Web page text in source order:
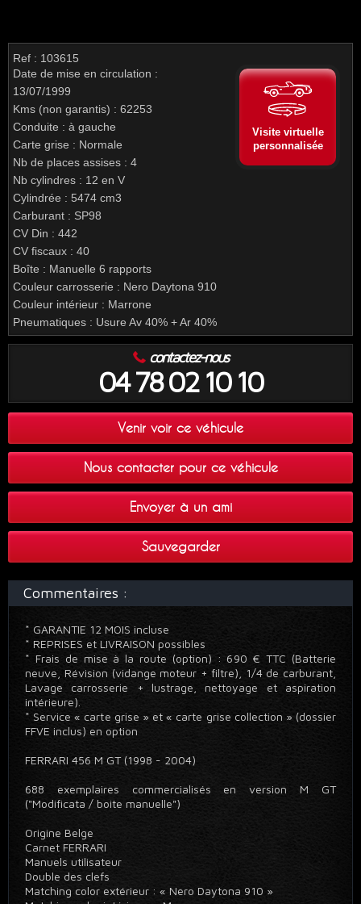
Ref : 103615
Date de mise en circulation :
13/07/1999
Kms (non garantis) : 62253
Conduite : à gauche
Carte grise : Normale
Nb de places assises : 4
Nb cylindres : 12 en V
Cylindrée : 5474 cm3
Carburant : SP98
CV Din : 442
CV fiscaux : 40
Boîte : Manuelle 6 rapports
Couleur carrosserie : Nero Daytona 910
Couleur intérieur : Marrone
Pneumatiques : Usure Av 40% + Ar 40%
Visite virtuelle
personnalisée
Venir voir ce véhicule
Nous contacter pour ce véhicule
Envoyer à un ami
Sauvegarder
contactez-nous
04 78 02 10 10
Commentaires :
* GARANTIE 12 MOIS incluse
* REPRISES et LIVRAISON possibles
* Frais de mise à la route (option) : 690 € TTC (Batterie
neuve, Révision (vidange moteur + filtre), 1/4 de carburant,
Lavage carrosserie + lustrage, nettoyage et aspiration
intérieure).
* Service « carte grise » et « carte grise collection » (dossier
FFVE inclus) en option
FERRARI 456 M GT (1998 - 2004)
688 exemplaires commercialisés en version M GT
("Modificata / boite manuelle")
Origine Belge
Carnet FERRARI
Manuels utilisateur
Double des clefs
Matching color extérieur : « Nero Daytona 910 »